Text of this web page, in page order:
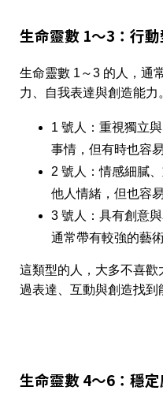
生命靈數 1～3：行
生命靈數 1～3 的人，通
力、自我表達與創造能力
1 號人：重視獨立
事情，但有時也容
2 號人：情感細膩
他人情緒，但也容易
3 號人：具有創意
通常帶有較強的藝
這類型的人，大多不喜
過表達、互動與創造找到
生命靈數 4～6：穩